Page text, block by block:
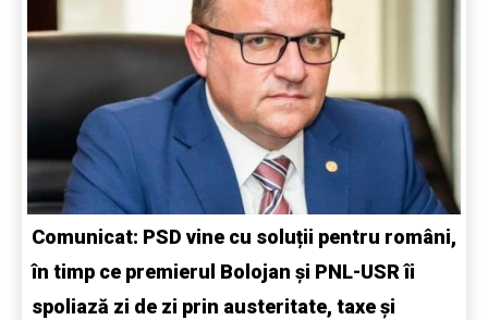
Comunicat: PSD vine cu soluții pentru români,
în timp ce premierul Bolojan și PNL-USR îi
spoliază zi de zi prin austeritate, taxe și